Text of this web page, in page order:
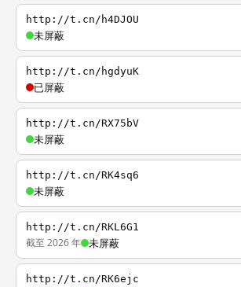
http://t.cn/h4DJOU
未屏蔽
http://t.cn/hgdyuK
已屏蔽
http://t.cn/RX75bV
未屏蔽
http://t.cn/RK4sq6
未屏蔽
http://t.cn/RKL6G1
截至 2026 年 未屏蔽
http://t.cn/RK6ejc